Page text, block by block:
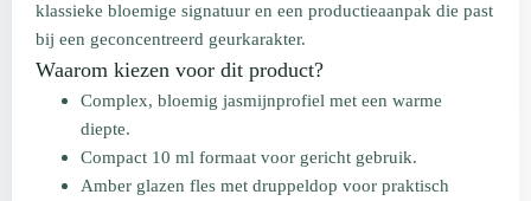
klassieke bloemige signatuur en een productieaanpak die past
bij een geconcentreerd geurkarakter.
Waarom kiezen voor dit product?
Complex, bloemig jasmijnprofiel met een warme
diepte.
Compact 10 ml formaat voor gericht gebruik.
Amber glazen fles met druppeldop voor praktisch